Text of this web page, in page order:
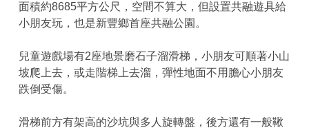
面積約8685平方公尺，空間不算大，但設置共融遊具給
小朋友玩，也是新豐鄉首座共融公園。
兒童遊戲場有2座地景磨石子溜滑梯，小朋友可順著小山
坡爬上去，或走階梯上去溜，彈性地面不用膽心小朋友
跌倒受傷。
滑梯前方有架高的沙坑與多人旋轉盤，後方還有一般鞦